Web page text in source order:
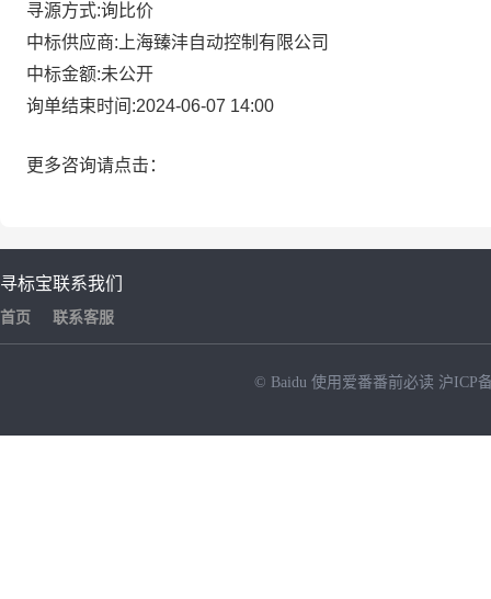
寻源方式:询比价
中标供应商:上海臻沣自动控制有限公司
中标金额:未公开
询单结束时间:2024-06-07 14:00
更多咨询请点击：
寻标宝
首页
联系我们
联系客服
© Baidu 使用爱番番前必读 沪ICP